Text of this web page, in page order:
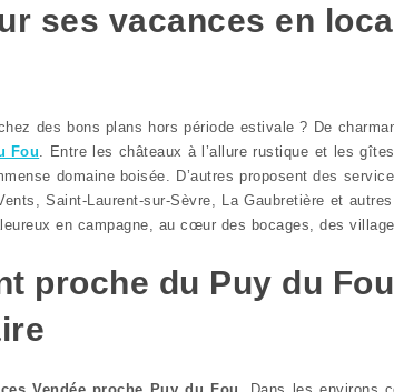
ses vacances en
des bons plans hors période estivale ? De
Fou. Entre les châteaux à l’allure rustique et les
domaine boisée. D’autres proposent des
Saint-Laurent-sur-Sèvre, La Gaubretière et
en campagne, au cœur des bocages, des
proche du Puy du